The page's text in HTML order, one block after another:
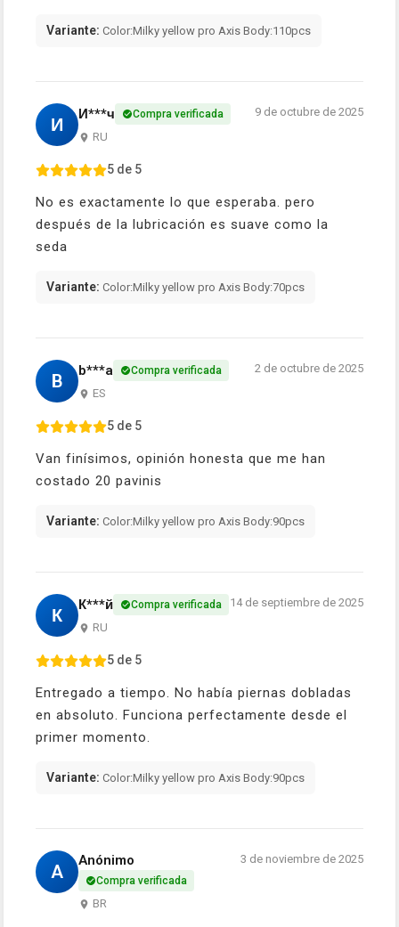
Variante: Color:Milky yellow pro Axis Body:110pcs
И И***ч Compra verificada
RU
9 de octubre de 2025
5 de 5
No es exactamente lo que esperaba. pero
después de la lubricación es suave como la
seda
Variante: Color:Milky yellow pro Axis Body:70pcs
B b***a Compra verificada
ES
2 de octubre de 2025
5 de 5
Van finísimos, opinión honesta que me han
costado 20 pavinis
Variante: Color:Milky yellow pro Axis Body:90pcs
К К***й Compra verificada
RU
14 de septiembre de 2025
5 de 5
Entregado a tiempo. No había piernas dobladas
en absoluto. Funciona perfectamente desde el
primer momento.
Variante: Color:Milky yellow pro Axis Body:90pcs
A
Anónimo
Compra verificada
BR
3 de noviembre de 2025